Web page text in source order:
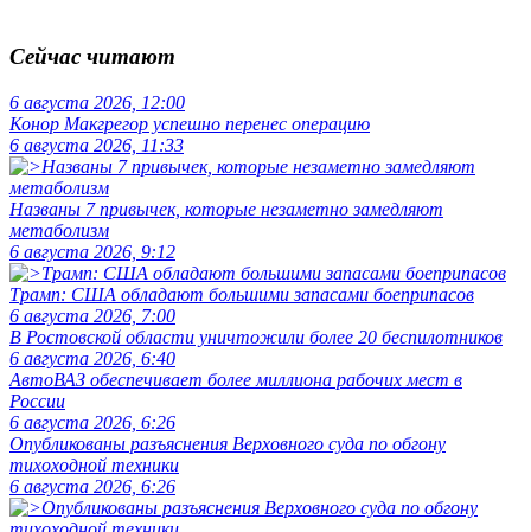
Сейчас читают
6 августа 2026, 12:00
Конор Макгрегор успешно перенес операцию
6 августа 2026, 11:33
Названы 7 привычек, которые незаметно замедляют
метаболизм
6 августа 2026, 9:12
Трамп: США обладают большими запасами боеприпасов
6 августа 2026, 7:00
В Ростовской области уничтожили более 20 беспилотников
6 августа 2026, 6:40
АвтоВАЗ обеспечивает более миллиона рабочих мест в
России
6 августа 2026, 6:26
Опубликованы разъяснения Верховного суда по обгону
тихоходной техники
6 августа 2026, 6:26